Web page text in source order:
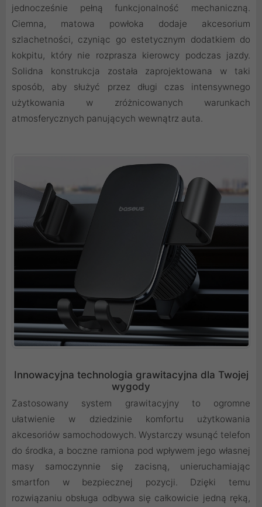
jednocześnie pełną funkcjonalność mechaniczną.
Ciemna, matowa powłoka dodaje akcesorium
szlachetności, czyniąc go estetycznym dodatkiem do
kokpitu, który nie rozprasza kierowcy podczas jazdy.
Solidna konstrukcja została zaprojektowana w taki
sposób, aby służyć przez długi czas intensywnego
użytkowania w zróżnicowanych warunkach
atmosferycznych panujących wewnątrz auta.
Innowacyjna technologia grawitacyjna dla Twojej
wygody
Zastosowany system grawitacyjny to ogromne
ułatwienie w dziedzinie komfortu użytkowania
akcesoriów samochodowych. Wystarczy wsunąć telefon
do środka, a boczne ramiona pod wpływem jego własnej
masy samoczynnie się zacisną, unieruchamiając
smartfon w bezpiecznej pozycji. Dzięki temu
rozwiązaniu obsługa odbywa się całkowicie jedną ręką,